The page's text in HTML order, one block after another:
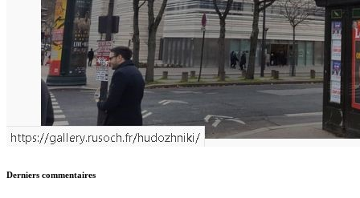
Derniers commentaires